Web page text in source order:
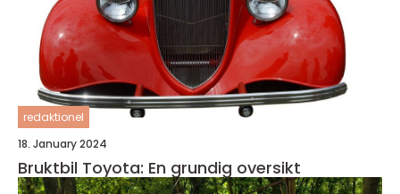
redaktionel
18. January 2024
Bruktbil Toyota: En grundig oversikt